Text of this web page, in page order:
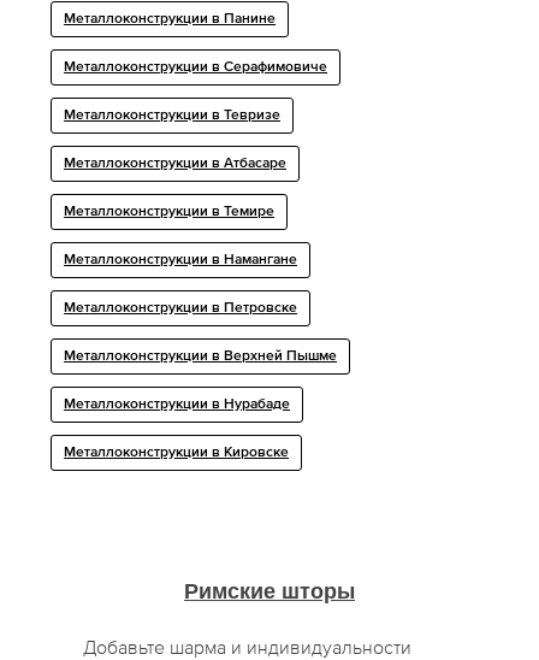
Металлоконструкции в Панине
Металлоконструкции в Серафимовиче
Металлоконструкции в Тевризе
Металлоконструкции в Атбасаре
Металлоконструкции в Темире
Металлоконструкции в Намангане
Металлоконструкции в Петровске
Металлоконструкции в Верхней Пышме
Металлоконструкции в Нурабаде
Металлоконструкции в Кировске
Римские шторы
Добавьте шарма и индивидуальности